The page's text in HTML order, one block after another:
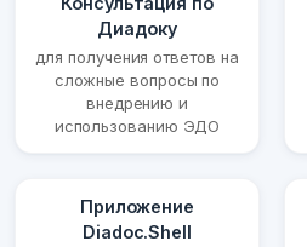
Диадоку
для получения ответов на
сложные вопросы по
внедрению и
использованию ЭДО
Приложение
Diadoc.Shell